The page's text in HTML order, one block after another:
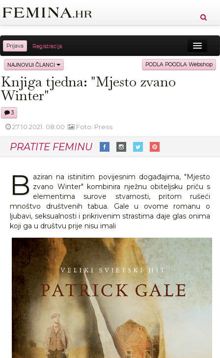
Prijava Registracija
Sreća Zdravlje Vitkost
Moda Ljubav Relax Putovanja Recepti
NAJNOVIJI ČLANCI PODLA POODLA Webshop
Knjiga tjedna: "Mjesto zvano
Winter"
3
27.10.2021. 08:00 Foto: Press
PRATITE FEMINU
B aziran na istinitim povijesnim događajima, "Mjesto
zvano Winter" kombinira nježnu obiteljsku priču s
elementima surove stvarnosti, pritom rušeći
mnoštvo društvenih tabua. Gale u ovome romanu o
ljubavi, seksualnosti i prikrivenim strastima daje glas onima
koji ga u društvu prije nisu imali